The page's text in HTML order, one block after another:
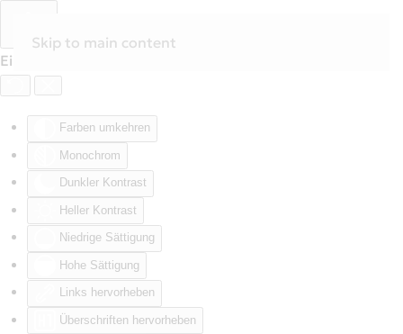
Eingabehilfen öffnen
Farben umkehren
Monochrom
Dunkler Kontrast
Heller Kontrast
Niedrige Sättigung
Hohe Sättigung
Links hervorheben
Überschriften hervorheben
Skip to main content